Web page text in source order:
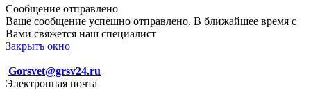
Сообщение отправлено
Ваше сообщение успешно отправлено. В ближайшее время с
Вами свяжется наш специалист
Закрыть окно
Gorsvet@grsv24.ru
Электронная почта